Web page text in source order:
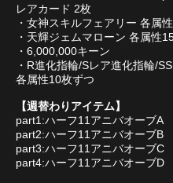
レアカード 2枚
・女神スキルフェアリー 各属
・天輝ジェムマローン 各属性
・6,000,000キーン
・R進化指輪/Sレア進化指輪/
各属性10枚ずつ
【週替わりアイテム】
part1:ハーフ11アニバオーブA
part2:ハーフ11アニバオーブB
part3:ハーフ11アニバオーブC
part4:ハーフ11アニバオーブD